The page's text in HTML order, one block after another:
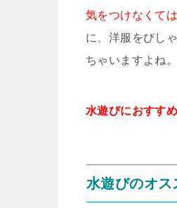
気をつけなくて
に、洋服をびし
ちゃいますよね。
水遊びにおすす
水遊びのオス